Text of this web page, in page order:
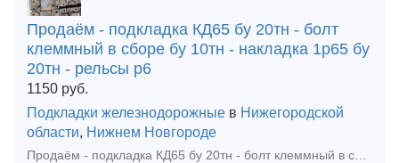
Продаём - подкладка КД65 бу 20тн - болт
клеммный в сборе бу 10тн - накладка 1р65 бу
20тн - рельсы р6
1150 руб.
Подкладки железнодорожные в Нижегородской
области, Нижнем Новгороде
Продаём - подкладка КД65 бу 20тн - болт клеммный в сборе бу 10тн - накладка 1р65 бу 20тн - рельсы р65 бу 12,5м 1гр 40тн - накладка 1р65 новая 23г 5тн тел. +79302110210 watsapp тел. +793021102